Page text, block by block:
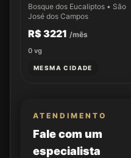
Bosque dos Eucaliptos • São
José dos Campos
R$ 3221 /mês
0 vg
MESMA CIDADE
ATENDIMENTO
Fale com um
especialista